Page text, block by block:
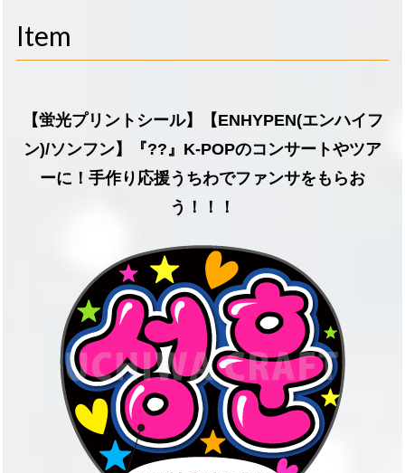
Item
【蛍光プリントシール】【ENHYPEN(エンハイフ
ン)/ソンフン】『??』K-POPのコンサートやツア
ーに！手作り応援うちわでファンサをもらお
う！！！